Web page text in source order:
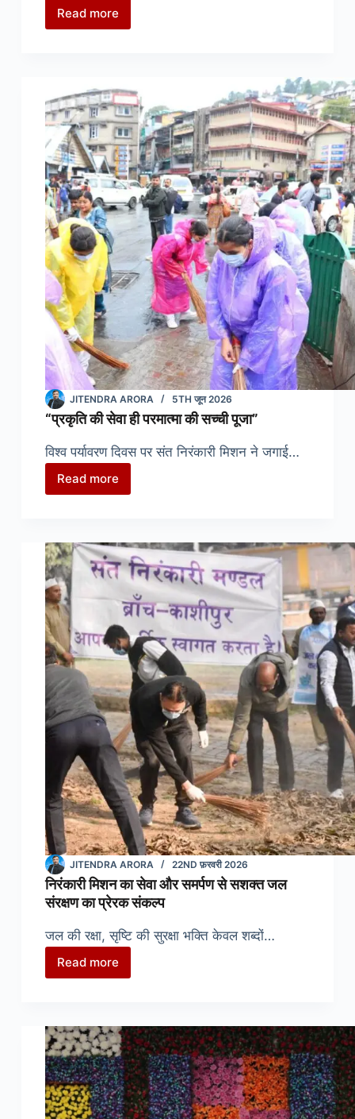
Read more
निरोगी
और
जागृत
आत्मा
का
संदेश!”
1500
से
अधिक
केंद्रों
पर
योग
से
जुड़ेगा
देश
JITENDRA ARORA 5TH जून 2026
“प्रकृति की सेवा ही परमात्मा की सच्ची पूजा”
विश्व पर्यावरण दिवस पर संत निरंकारी मिशन ने जगाई…
Read more
“प्रकृति
ही
परमात्मा
की
सच्ची
JITENDRA ARORA 22ND फ़रवरी 2026
निरंकारी मिशन का सेवा और समर्पण से सशक्त जल
संरक्षण का प्रेरक संकल्प
जल की रक्षा, सृष्टि की सुरक्षा भक्ति केवल शब्दों…
Read more
निरंकारी
सेवा
और
समर्पण
से
सशक्त